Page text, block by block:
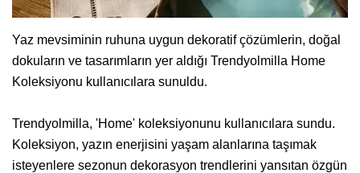
Yaz mevsiminin ruhuna uygun dekoratif çözümlerin, doğal
dokuların ve tasarımların yer aldığı Trendyolmilla Home
Koleksiyonu kullanıcılara sunuldu.
Trendyolmilla, 'Home' koleksiyonunu kullanıcılara sundu.
Koleksiyon, yazın enerjisini yaşam alanlarına taşımak
isteyenlere sezonun dekorasyon trendlerini yansıtan özgün